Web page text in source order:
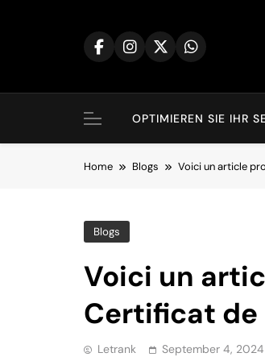
OPTIMIEREN SIE IHR
Home Blogs Voici un article
Blogs
Voici un
Certificat de
Letrank September 4, 2024